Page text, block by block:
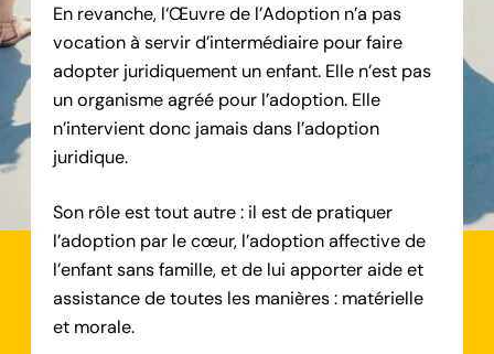
En revanche, l‘Œuvre de l’Adoption n’a pas
vocation à servir d’intermédiaire pour faire
adopter juridiquement un enfant. Elle n’est pas
un organisme agréé pour l’adoption. Elle
n’intervient donc jamais dans l’adoption
juridique.
Son rôle est tout autre : il est de pratiquer
l’adoption par le cœur, l’adoption affective de
l’enfant sans famille, et de lui apporter aide et
assistance de toutes les manières : matérielle
et morale.